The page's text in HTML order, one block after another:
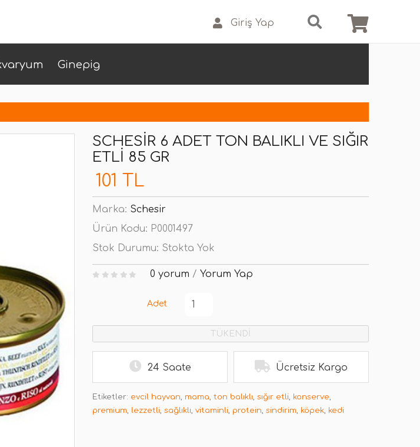
Giriş Yap
Ginepig
SCHESIR 6 ADET TON BALIKLI VE SIĞIR
ETLI 85 GR
101 TL
Marka: Schesir
Ürün Kodu: P0001497
Stok Durumu: Stokta Yok
0 yorum / Yorum Yap
Adet
TÜKENDİ
24 Saate Ücretsiz Kargo
Etiketler: evcil hayvan, mama, ton balıklı, sığır etli, konserve,
premium, lezzetli, sağlıklı, vitaminli, protein, sindirim, köpek, kedi